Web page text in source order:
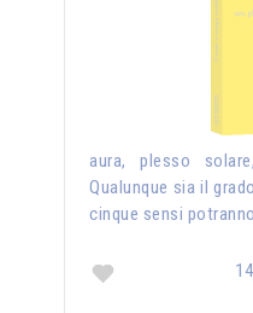
aura, plesso
Qualunque sia il
cinque sensi